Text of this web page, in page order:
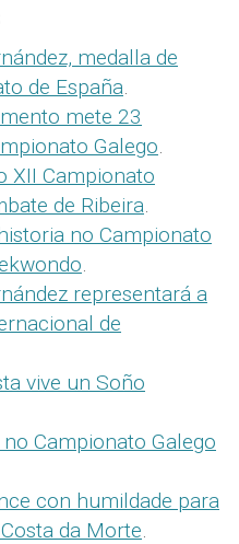
medalla de
de España.
mete 23
Galego.
XII Campionato
de Ribeira.
no Campionato
.
representará a
de
vive un Soño
Campionato Galego
con humildade para
da Morte.